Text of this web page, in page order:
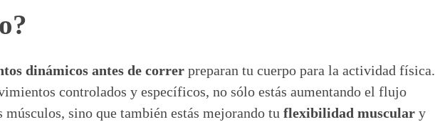
dinámicos antes de correrpreparan tu cuerpo para la actividad física.
controlados y específicos, no sólo estás aumentando el flujo
músculos, sino que también estás mejorando tu flexibilidad musculary